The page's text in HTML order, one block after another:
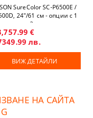
SureColor SC-P6500E /
24"/61 см - опции с 1
или 2 ролки
€
лв.
ВИЖ ДЕТАЙЛИ
НА САЙТА